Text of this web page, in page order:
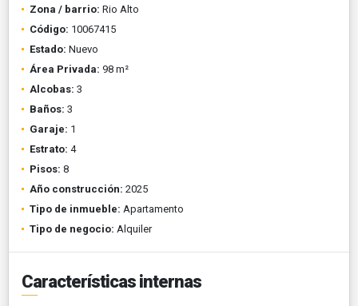
Zona / barrio: Rio Alto
Código: 10067415
Estado: Nuevo
Área Privada: 98 m²
Alcobas: 3
Baños: 3
Garaje: 1
Estrato: 4
Pisos: 8
Año construcción: 2025
Tipo de inmueble: Apartamento
Tipo de negocio: Alquiler
Características internas